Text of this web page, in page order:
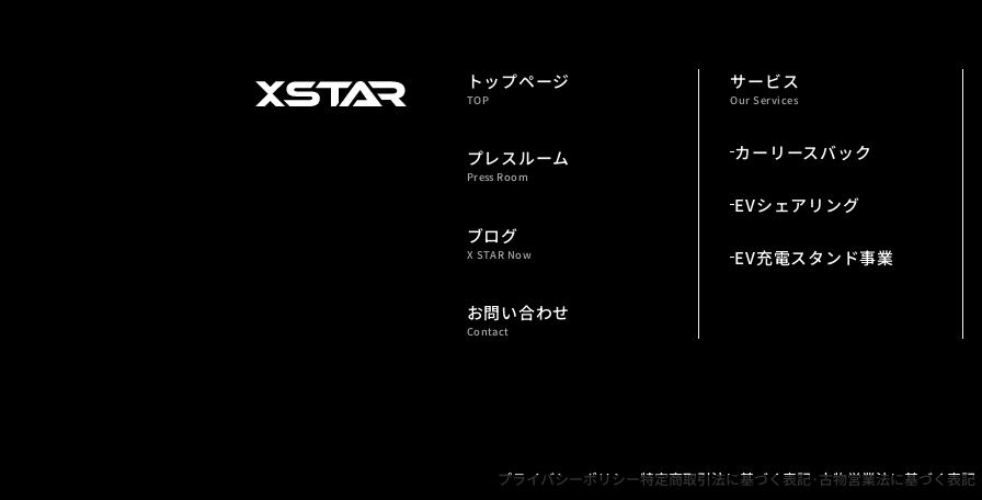
トップページ
TOP
プレスルーム
Press Room
ブログ
X STAR Now
お問い合わせ
Contact
サービス
Our Services
カーリースバック
EVシェアリング
EV充電スタンド事業
プライバシーポリシー特定商取引法に基づく表記·古物営業法に基づく表記